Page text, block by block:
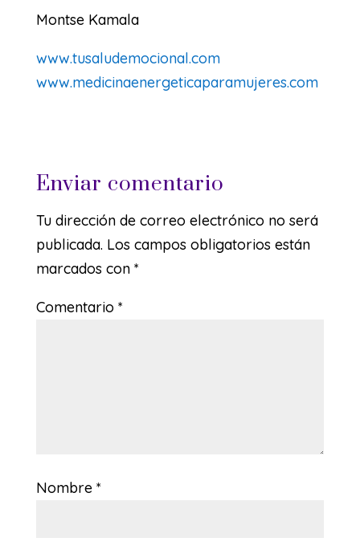
Montse Kamala
www.tusaludemocional.com
www.medicinaenergeticaparamujeres.com
Enviar comentario
Tu dirección de correo electrónico no será
publicada. Los campos obligatorios están
marcados con *
Comentario *
Nombre *